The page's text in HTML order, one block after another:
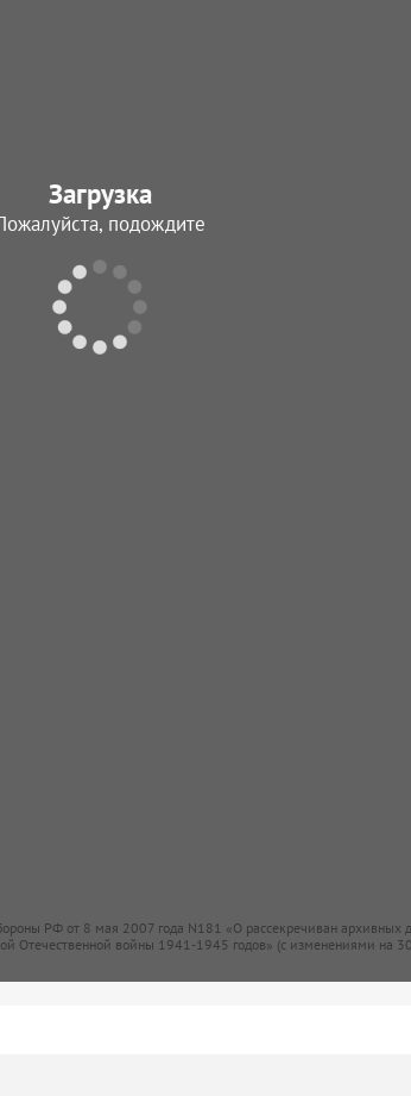
РФ от 8 мая 2007 года N181 «О рассекречиван архивных
Отечественной войны 1941-1945 годов» (с изменениями на
Загрузка
подождите